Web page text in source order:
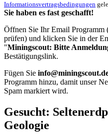
Informationsvertragsbedingungen
Sie haben es fast geschafft!
Öffnen Sie Ihr Email Programm
prüfen) und klicken Sie in der
"Miningscout: Bitte
Bestätigungslink.
Fügen Sie
Programm hinzu, damit unser
Spam markiert wird.
Gesucht:
Geologie